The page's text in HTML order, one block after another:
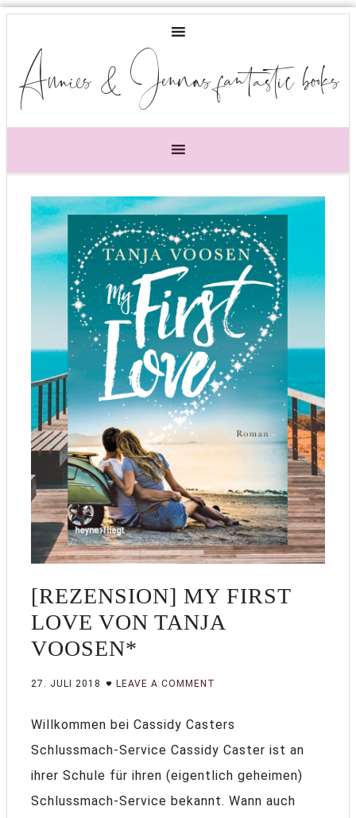
Annies & Jennas fantastic books
[REZENSION] MY FIRST
LOVE VON TANJA
VOOSEN*
27. JULI 2018 LEAVE A COMMENT
Willkommen bei Cassidy Casters
Schlussmach-Service Cassidy Caster ist an
ihrer Schule für ihren (eigentlich geheimen)
Schlussmach-Service bekannt. Wann auch